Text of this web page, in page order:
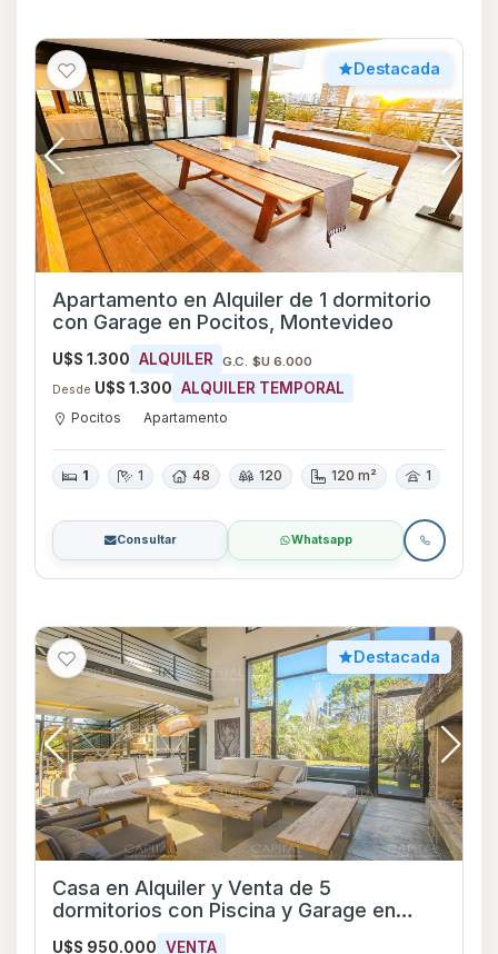
Destacada
Apartamento en Alquiler de 1 dormitorio
con Garage en Pocitos, Montevideo
U$S 1.300 ALQUILER
G.C. $U 6.000
Desde U$S 1.300 ALQUILER TEMPORAL
Pocitos Apartamento
1 1 48 120 120 m² 1
Consultar Whatsapp
Destacada
Casa en Alquiler y Venta de 5
dormitorios con Piscina y Garage en
Punta del Este, Maldonado
U$S 950.000 VENTA